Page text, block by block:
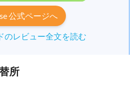
公式ページへ
のレビュー全文を読む
所